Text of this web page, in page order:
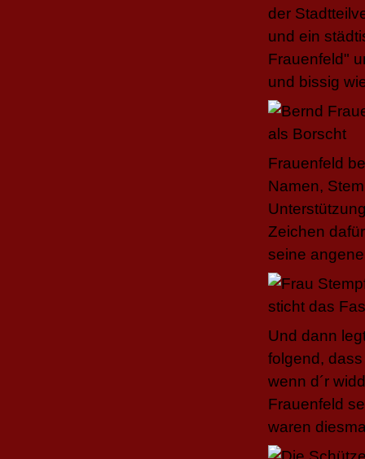
der
und ein
Frauenfeld"
und bissig
Frauenfeld
Namen,
Zeichen
seine
Und dann
folgend,
wenn d´r
Frauenfeld
waren